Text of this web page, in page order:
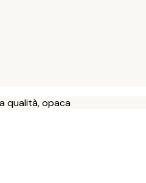
qualità, opaca